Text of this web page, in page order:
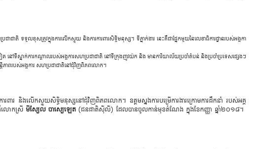
តិ ​ទ​ទួល​ខុស​ត្រូវ​ក្នុង​ការ​លើក​ស្ទួយ ​និង​ការ​ការពា​រ​សិទ្ធិ​ម​នុស្ស។ ​ទីភ្នាក់​ងារ ​នេះ​គឺ​ជា​ផ្នែក​មួយ​នៃ​លេខាធិ​ការ​ដ្ឋាន​របស់​អង្គ​កា​
នៅ​ទីស្នាក់​កា​រកណ្តាល​របស់​អង្គ​កា​រស​ហប្រ​ជា​ជា​តិ ​នៅ​ទី​ក្រុងញូវ​យ៉ក ​និង ​មាន​ការិ​យាល័យប្រ​ចាំតំ​បន់ ​និងប្រ​ចាំប្រ​ទេស​ផ្សេងៗ
ន្តិ​ភាព​របស់​អង្គ​ការ ស​ហប្រ​ជា​ជា​តិ​នៅ​ជុំ​វិញពិ​ភព​លោក។
ពារ ​និង​លើកស្ទួ​យ​សិទ្ធិ​ម​នុស្ស​នៅ​ជុំ​វិញពិ​ភព​លោក។ ឧត្តម​ស្នង​កា​រ​បម្រើ​កា​រងា​រ​ក្រោម​ការដឹ​ក​នាំ ​របស់​អគ្គ​
គឺ​លោក​ស្រីមីស្យែល ​បាស្យេឡេត (​ជន​ជា​តិ​ស៊ី​លី) ​ដែល​បាន​ចូ​ល​កាន់​មុខ​តំ​ណែង ​ក្នុង​ខែ​កញ្ញា ​ឆ្នាំ២០១៨។